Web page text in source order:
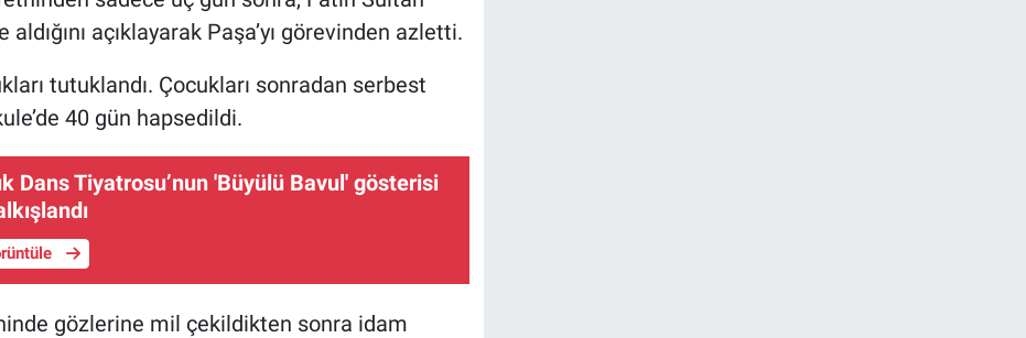
açıklayarak Paşa’yı görevinden azletti.
tutuklandı. Çocukları sonradan serbest
40 gün hapsedildi.
Dans Tiyatrosu’nun 'Büyülü Bavul' gösterisi
gözlerine mil çekildikten sonra idam